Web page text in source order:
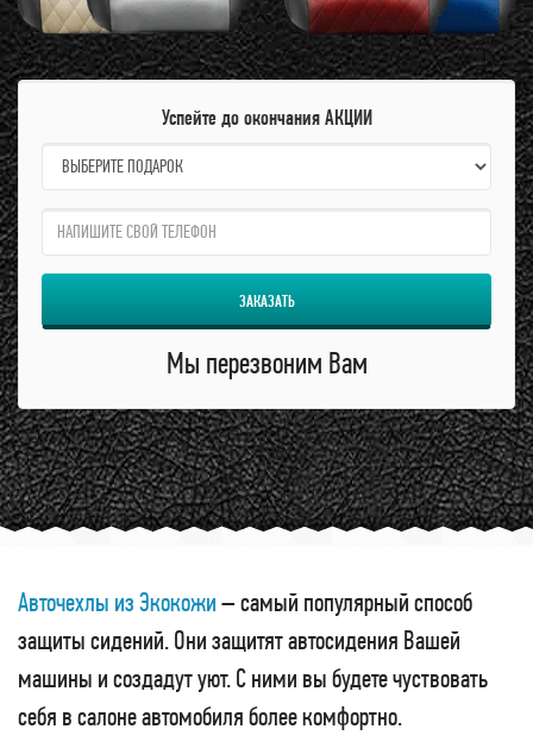
Успейте до окончания АКЦИИ
name:
qzw:
ЗАКАЗАТЬ
Мы перезвоним Вам
Авточехлы из Экокожи– самый популярный способ
защиты сидений. Они защитят автосидения Вашей
машины и создадут уют. С ними вы будете чуствовать
себя в салоне автомобиля более комфортно.